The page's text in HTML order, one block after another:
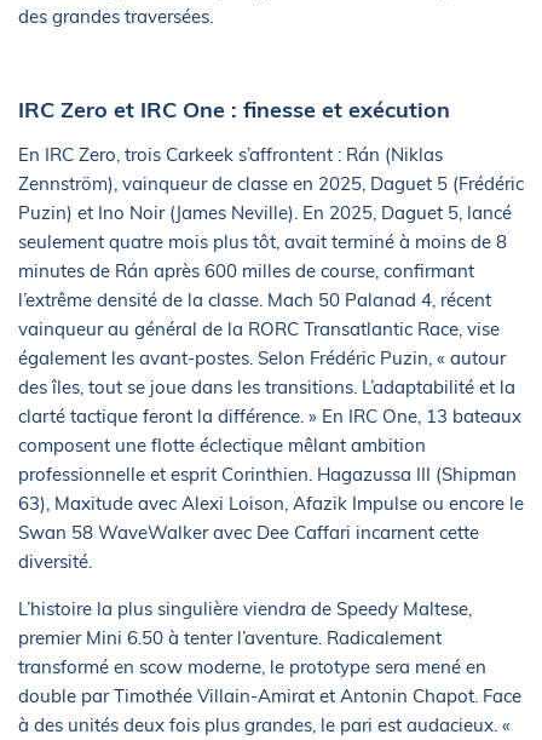
des grandes traversées.
IRC Zero et IRC One : finesse et exécution
En IRC Zero, trois Carkeek s’affrontent : Rán (Niklas
Zennström), vainqueur de classe en 2025, Daguet 5 (Frédéric
Puzin) et Ino Noir (James Neville). En 2025, Daguet 5, lancé
seulement quatre mois plus tôt, avait terminé à moins de 8
minutes de Rán après 600 milles de course, confirmant
l’extrême densité de la classe. Mach 50 Palanad 4, récent
vainqueur au général de la RORC Transatlantic Race, vise
également les avant-postes. Selon Frédéric Puzin, « autour
des îles, tout se joue dans les transitions. L’adaptabilité et la
clarté tactique feront la différence. » En IRC One, 13 bateaux
composent une flotte éclectique mêlant ambition
professionnelle et esprit Corinthien. Hagazussa III (Shipman
63), Maxitude avec Alexi Loison, Afazik Impulse ou encore le
Swan 58 WaveWalker avec Dee Caffari incarnent cette
diversité.
L’histoire la plus singulière viendra de Speedy Maltese,
premier Mini 6.50 à tenter l’aventure. Radicalement
transformé en scow moderne, le prototype sera mené en
double par Timothée Villain-Amirat et Antonin Chapot. Face
à des unités deux fois plus grandes, le pari est audacieux. «